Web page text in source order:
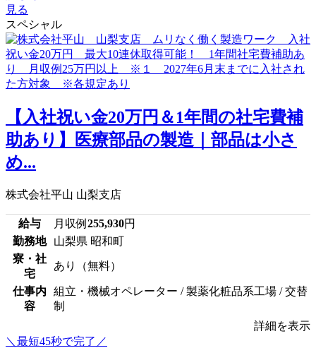
見る
スペシャル
【入社祝い金20万円＆1年間の社宅費補
助あり】医療部品の製造｜部品は小さ
め...
株式会社平山 山梨支店
給与 月収例 255,930円
勤務地
山梨県 昭和町
寮・社
宅
あり（無料）
仕事内
容
組立・機械オペレーター / 製薬化粧品系工場 / 交替
制
詳細を表示
＼最短45秒で完了／